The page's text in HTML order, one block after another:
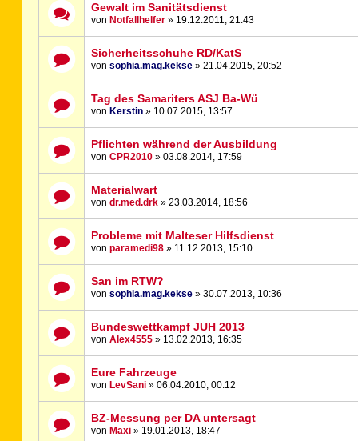
Gewalt im Sanitätsdienst
von Notfallhelfer » 19.12.2011, 21:43
Sicherheitsschuhe RD/KatS
vonsophia.mag.kekse » 21.04.2015, 20:52
Tag des Samariters ASJ Ba-Wü
von Kerstin » 10.07.2015, 13:57
Pflichten während der Ausbildung
vonCPR2010 » 03.08.2014, 17:59
Materialwart
vondr.med.drk » 23.03.2014, 18:56
Probleme mit Malteser Hilfsdienst
vonparamedi98 » 11.12.2013, 15:10
San im RTW?
vonsophia.mag.kekse » 30.07.2013, 10:36
Bundeswettkampf JUH 2013
vonAlex4555 » 13.02.2013, 16:35
Eure Fahrzeuge
von LevSani » 06.04.2010, 00:12
BZ-Messung per DA untersagt
von Maxi » 19.01.2013, 18:47